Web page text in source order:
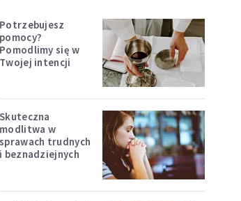
Potrzebujesz
pomocy?
Pomodlimy się w
Twojej intencji
Skuteczna
modlitwa w
sprawach trudnych
i beznadziejnych